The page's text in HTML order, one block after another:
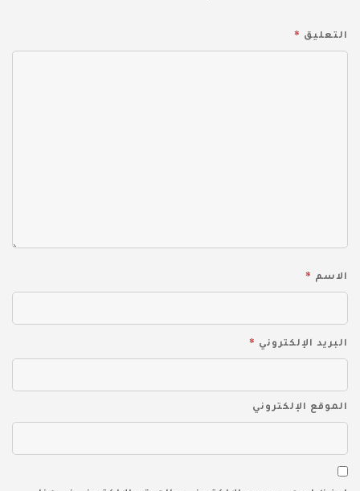
التعليق *
الاسم *
البريد الإلكتروني *
الموقع الإلكتروني